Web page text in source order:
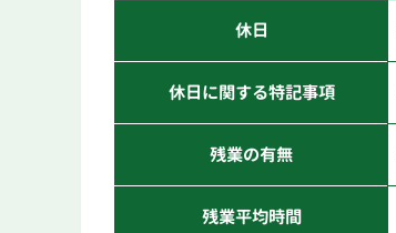
休日
休日に関する特記事項
残業の有無
残業平均時間